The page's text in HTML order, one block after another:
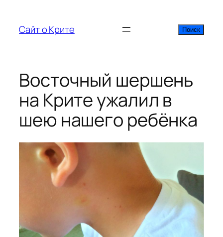
содержимому
Сайт о Крите Поиск
Поиск
Восточный шершень
на Крите ужалил в
шею нашего ребёнка